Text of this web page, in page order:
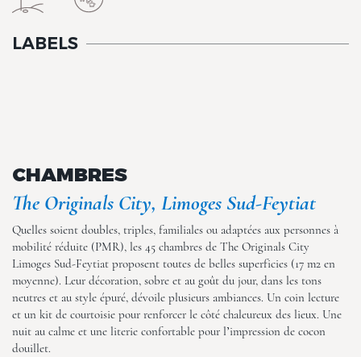
LABELS
CHAMBRES
The Originals City, Limoges Sud-Feytiat
Quelles soient doubles, triples, familiales ou adaptées aux personnes à
mobilité réduite (PMR), les 45 chambres de The Originals City
Limoges Sud-Feytiat proposent toutes de belles superficies (17 m2 en
moyenne). Leur décoration, sobre et au goût du jour, dans les tons
neutres et au style épuré, dévoile plusieurs ambiances. Un coin lecture
et un kit de courtoisie pour renforcer le côté chaleureux des lieux. Une
nuit au calme et une literie confortable pour l’impression de cocon
douillet.
The Originals City, Limoges
Sud-Feytiat